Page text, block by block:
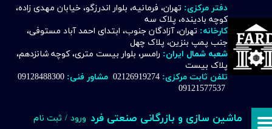
دفتر مرکزی: تهران، فرمانیه، بلوار اندرزگو، خیابان مهدی زاده،
کوچه بادینده، پلاک سه
کارخانه: تهران، آزادگان جنوب، ابتدای احمد آباد مستوفی،
جنب پمپ بنزین، پلاک چهل
شعبه شمال ایران: رامسر، بلوار بیست متری، کوچه شانزدهم،
پلاک بیست
تلفن ثابت مرکزی: 02126919274 مشاور فنی:
09121577537
ماشین سازی و بازرگانی صنعتی فرد ورود / ثبت نام
حساب کاربری من
تغییر گذر واژه
خروج از حساب کاربری